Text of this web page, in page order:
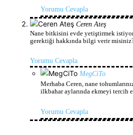
Yorumu Cevapla
Ceren Ateş
Nane bitkisini evde yetiştirmek
gerektiği hakkında bilgi verir
Yorumu Cevapla
MegCiTo
Merhaba Ceren, nane
ilkbahar aylarında ekmeyi tercih
Yorumu Cevapla